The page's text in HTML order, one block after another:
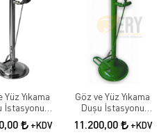
Yüz Yıkama
İstasyonu
Yıkama
Boy Tipi, El,
+KDV
Göz ve Yüz Yıkama
Duşu İstasyonu
Göz,yüz Yıkama
Çeşmesi, Boy Tipi, El,
11.200,00 +KDV